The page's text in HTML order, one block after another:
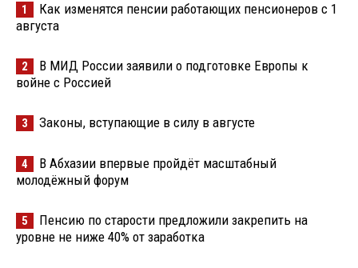
1
Как изменятся пенсии работающих пенсионеров с 1
августа
2
В МИД России заявили о подготовке Европы к
войне с Россией
3 Законы, вступающие в силу в августе
4
В Абхазии впервые пройдёт масштабный
молодёжный форум
5
Пенсию по старости предложили закрепить на
уровне не ниже 40% от заработка